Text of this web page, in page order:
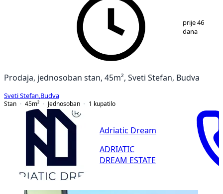
prije 46
dana
Prodaja, jednosoban stan, 45m², Sveti Stefan, Budva
Sveti Stefan Budva
Stan
45m² Jednosoban 1 kupatilo
Adriatic Dream
ADRIATIC
DREAM ESTATE